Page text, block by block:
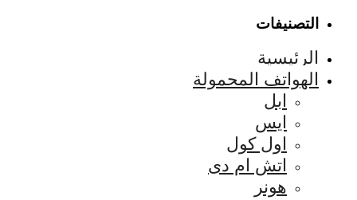
التصنيفات
الرئيسية
الهواتف المحمولة
ابل
ايس
اول كول
اتش ام دى
هونر